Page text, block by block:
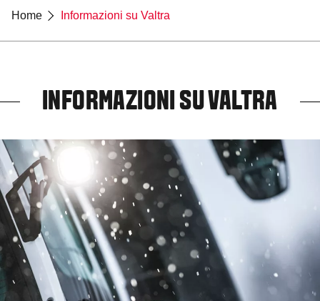
Home Informazioni su Valtra
INFORMAZIONI SU VALTRA